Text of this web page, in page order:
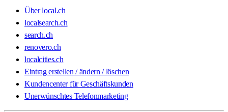
Über local.ch
localsearch.ch
search.ch
renovero.ch
localcities.ch
Eintrag erstellen / ändern / löschen
Kundencenter für Geschäftskunden
Unerwünschtes Telefonmarketing